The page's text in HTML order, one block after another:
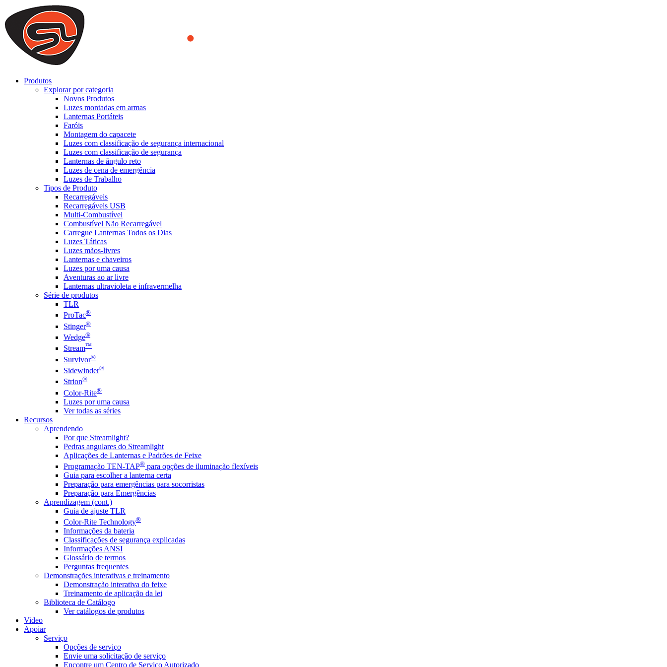
We use cookies to ensure that we provide you the best experience on our website. By continuing to browse this website, you accept that cookies are used to help us analyze how the website is used and to offer
you a better experience. To learn more or to find out how you can disable cookies, you can access our
ACCEPT AND CLOSE
Produtos
Explorar por categoria
Novos Produtos
Luzes montadas em armas
Lanternas Portáteis
Faróis
Montagem do capacete
Luzes com classificação de segurança internacional
Luzes com classificação de segurança
Lanternas de ângulo reto
Luzes de cena de emergência
Luzes de Trabalho
Tipos de Produto
Recarregáveis
Recarregáveis USB
Multi-Combustível
Combustível Não Recarregável
Carregue Lanternas Todos os Dias
Luzes Táticas
Luzes mãos-livres
Lanternas e chaveiros
Luzes por uma causa
Aventuras ao ar livre
Lanternas ultravioleta e infravermelha
Série de produtos
TLR
ProTac®
Stinger®
Wedge®
Stream™
Survivor®
Sidewinder®
Strion®
Color-Rite®
Luzes por uma causa
Ver todas as séries
Recursos
Aprendendo
Por que Streamlight?
Pedras angulares do Streamlight
Aplicações de Lanternas e Padrões de Feixe
Programação TEN-TAP® para opções de iluminação flexíveis
Guia para escolher a lanterna certa
Preparação para emergências para socorristas
Preparação para Emergências
Aprendizagem (cont.)
Guia de ajuste TLR
Color-Rite Technology®
Informações da bateria
Classificações de segurança explicadas
Informações ANSI
Glossário de termos
Perguntas frequentes
Demonstrações interativas e treinamento
Demonstração interativa do feixe
Treinamento de aplicação da lei
Biblioteca de Catálogo
Ver catálogos de produtos
Video
Apoiar
Serviço
Opções de serviço
Envie uma solicitação de serviço
Encontre um Centro de Serviço Autorizado